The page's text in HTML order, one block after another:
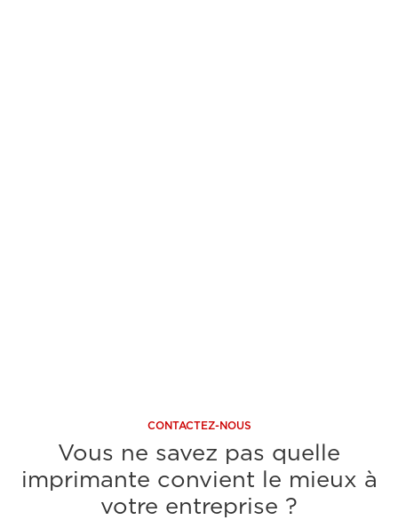
CONTACTEZ-NOUS
Vous ne savez pas quelle
imprimante convient le mieux à
votre entreprise ?